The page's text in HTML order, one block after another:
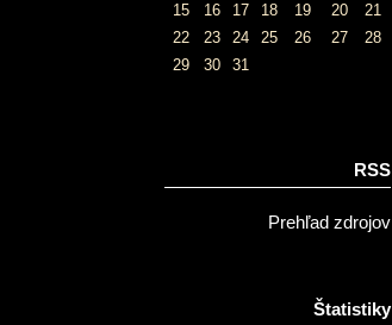
15
16 17 18 19 20
21
22
23 24 25 26 27
28
29
30 31
RSS
Prehľad zdrojov
Štatistiky